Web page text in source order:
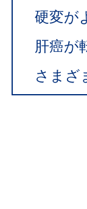
硬変が
肝癌が
さまざ